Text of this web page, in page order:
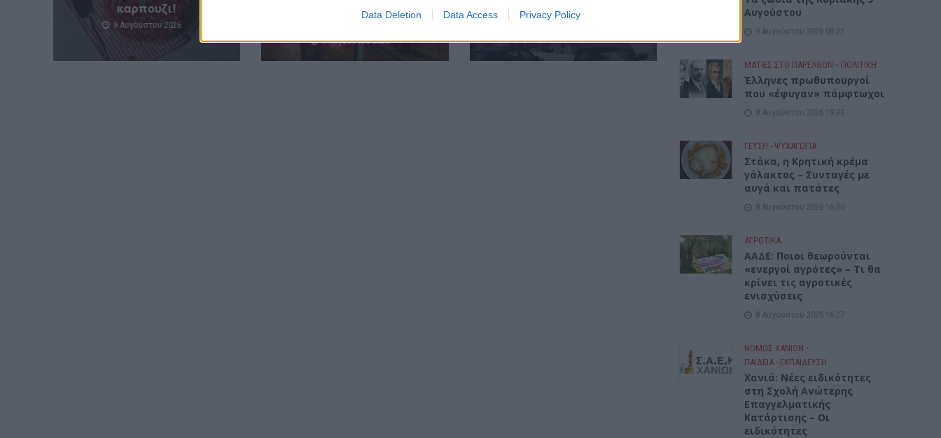
Data Deletion Data Access Privacy Policy
καρπουζι!
9 Αυγούστου 2026
ΕΚΑΒ ο «λογαριασμός» της
9 Αυγούστου 2026
για κλοπές
Αυγούστου
9 Αυγούστου 2026 08:22
ΜΑΤΙΕΣ ΣΤΟ ΠΑΡΕΛΘΟΝ • ΠΟΛΙΤΙΚΗ
Έλληνες πρωθυπουργοί
που «έφυγαν» πάμφτωχοι
8 Αυγούστου 2026 19:33
ΓΕΎΣΗ - ΨΥΧΑΓΩΓΊΑ
Στάκα, η Κρητική κρέμα
γάλακτος – Συνταγές με
αυγά και πατάτες
8 Αυγούστου 2026 16:30
ΑΓΡΟΤΙΚΑ
ΑΑΔΕ: Ποιοι θεωρούνται
«ενεργοί αγρότες» – Τι θα
κρίνει τις αγροτικές
ενισχύσεις
8 Αυγούστου 2026 16:27
ΝΟΜΌΣ ΧΑΝΊΩΝ •
ΠΑΙΔΕΙΑ - ΕΚΠΑΙΔΕΥΣΗ
Χανιά: Νέες ειδικότητες
στη Σχολή Ανώτερης
Επαγγελματικής
Κατάρτισης – Οι
ειδικότητες